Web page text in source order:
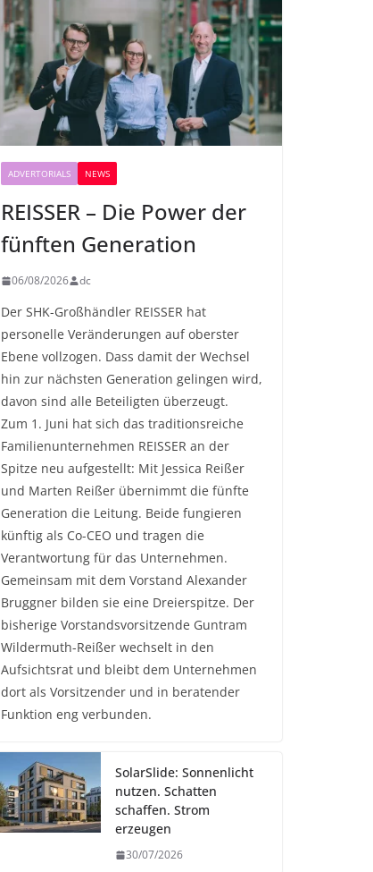
ADVERTORIALS NEWS
REISSER – Die Power der
fünften Generation
06/08/2026 dc
Der SHK-Großhändler REISSER hat
personelle Veränderungen auf oberster
Ebene vollzogen. Dass damit der Wechsel
hin zur nächsten Generation gelingen wird,
davon sind alle Beteiligten überzeugt.
Zum 1. Juni hat sich das traditionsreiche
Familienunternehmen REISSER an der
Spitze neu aufgestellt: Mit Jessica Reißer
und Marten Reißer übernimmt die fünfte
Generation die Leitung. Beide fungieren
künftig als Co-CEO und tragen die
Verantwortung für das Unternehmen.
Gemeinsam mit dem Vorstand Alexander
Bruggner bilden sie eine Dreierspitze. Der
bisherige Vorstandsvorsitzende Guntram
Wildermuth-Reißer wechselt in den
Aufsichtsrat und bleibt dem Unternehmen
dort als Vorsitzender und in beratender
Funktion eng verbunden.
SolarSlide: Sonnenlicht
nutzen. Schatten
schaffen. Strom
erzeugen
30/07/2026